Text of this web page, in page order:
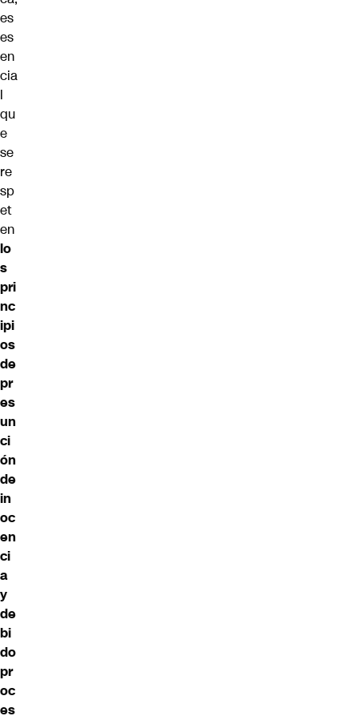
es
es
en
cia
l
qu
e
se
re
sp
et
en
lo
s
pri
nc
ipi
os
de
pr
es
un
ci
ón
de
in
oc
en
ci
a
y
de
bi
do
pr
oc
es